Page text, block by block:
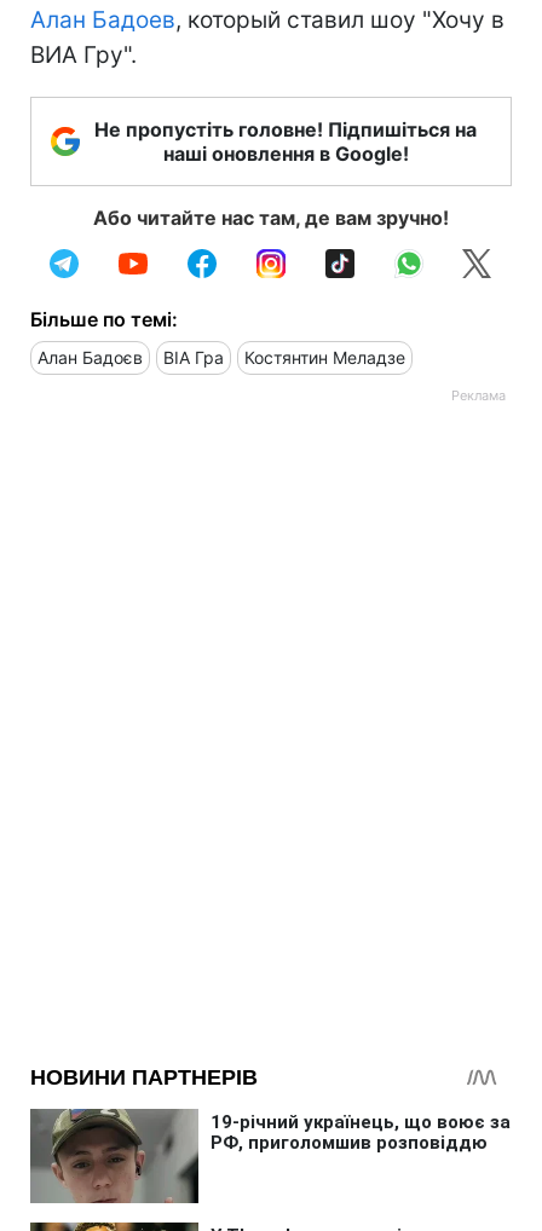
Алан Бадоев, который ставил шоу "Хочу в
ВИА Гру".
Не пропустіть головне! Підпишіться на
наші оновлення в Google!
Або читайте нас там, де вам зручно!
Більше по темі:
Алан Бадоєв ВІА Гра Костянтин Меладзе